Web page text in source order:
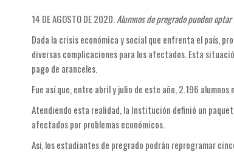
14 DE AGOSTO DE 2020. Alumnos de pregrado pueden
Dada la crisis económica y social que enfrenta el país,
diversas complicaciones para los afectados. Esta
pago de aranceles.
Fue así que, entre abril y julio de este año, 2.196
Atendiendo esta realidad, la Institución definió un
afectados por problemas económicos.
Así, los estudiantes de pregrado podrán reprogramar